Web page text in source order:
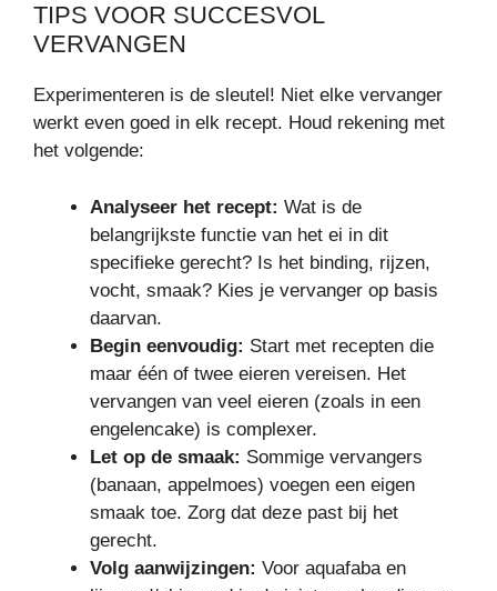
TIPS VOOR SUCCESVOL
VERVANGEN
Experimenteren is de sleutel! Niet elke vervanger
werkt even goed in elk recept. Houd rekening met
het volgende:
Analyseer het recept: Wat is de
belangrijkste functie van het ei in dit
specifieke gerecht? Is het binding, rijzen,
vocht, smaak? Kies je vervanger op basis
daarvan.
Begin eenvoudig: Start met recepten die
maar één of twee eieren vereisen. Het
vervangen van veel eieren (zoals in een
engelencake) is complexer.
Let op de smaak: Sommige vervangers
(banaan, appelmoes) voegen een eigen
smaak toe. Zorg dat deze past bij het
gerecht.
Volg aanwijzingen: Voor aquafaba en